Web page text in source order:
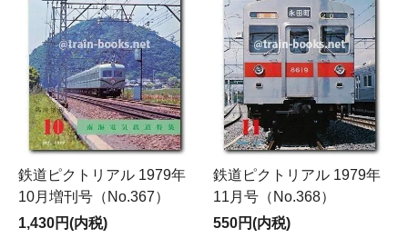
鉄道ピクトリアル 1979年
10月増刊号（No.367）
1,430円(内税)
鉄道ピクトリアル 1979年
11月号（No.368）
550円(内税)